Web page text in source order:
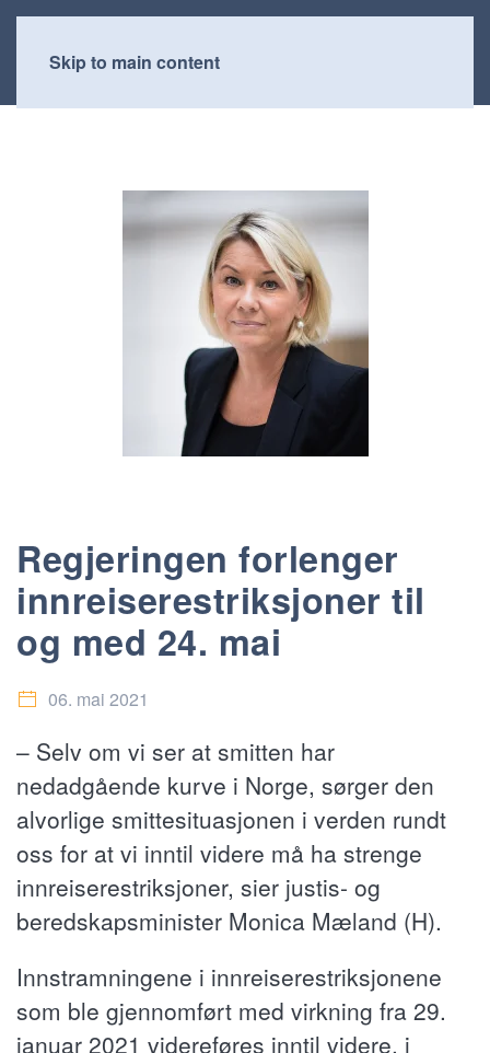
Skip to main content
Regjeringen forlenger
innreiserestriksjoner til
og med 24. mai
06. mai 2021
– Selv om vi ser at smitten har
nedadgående kurve i Norge, sørger den
alvorlige smittesituasjonen i verden rundt
oss for at vi inntil videre må ha strenge
innreiserestriksjoner, sier justis- og
beredskapsminister Monica Mæland (H).
Innstramningene i innreiserestriksjonene
som ble gjennomført med virkning fra 29.
januar 2021 videreføres inntil videre, i